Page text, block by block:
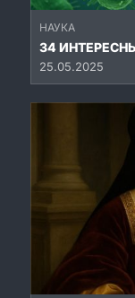
НАУКА
34
25.05.2025